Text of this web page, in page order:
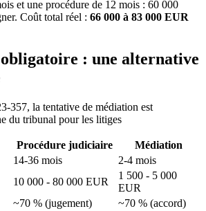
et une procédure de 12 mois : 60 000
Coût total réel : 66 000 à 83 000 EUR
: une alternative
357, la tentative de médiation est
du tribunal pour les litiges
Procédure judiciaire
Médiation
14-36 mois
2-4 mois
10 000 - 80 000 EUR
1 500 - 5 000
EUR
~70 % (jugement)
~70 % (accord)